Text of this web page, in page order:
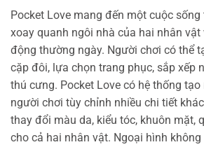
Pocket Love mang đến một cuộc
xoay quanh ngôi nhà của hai nhân
động thường ngày. Người chơi có thể
cặp đôi, lựa chọn trang phục, sắp xếp
thú cưng. Pocket Love có hệ thống
người chơi tùy chỉnh nhiều chi tiết
thay đổi màu da, kiểu tóc, khuôn mặt,
cho cả hai nhân vật. Ngoại hình